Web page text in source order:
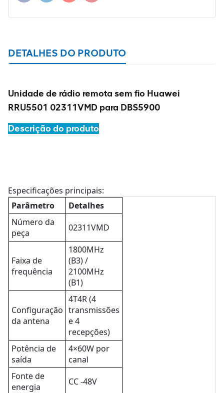
DETALHES DO PRODUTO
Unidade de rádio remota sem fio Huawei
RRU5501 02311VMD para DBS5900
Descrição do produto
Especificações principais:
Parâmetro
Detalhes
Número da
peça
02311VMD
Faixa de
frequência
1800MHz
(B3) /
2100MHz
(B1)
Configuração
da antena
4T4R (4
transmissões
e 4
recepções)
Potência de
saída
4×60W por
canal
Fonte de
energia
CC -48V